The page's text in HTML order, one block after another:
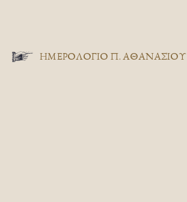
ΗΜΕΡΟΛΟΓΙΟ Π. ΑΘΑΝΑΣΙΟΥ